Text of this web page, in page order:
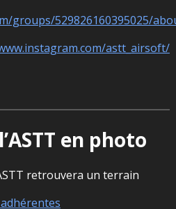
groups/529826160395025/
astt_airsoft/
en photo
retrouvera un terrain